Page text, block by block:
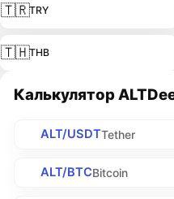
🇹🇷TRY
🇹🇭THB
Калькулятор
ALT/USDTTether
ALT/BTCBitcoin